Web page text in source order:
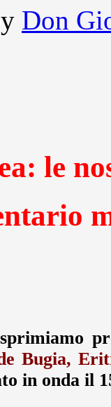
Don
le
Bugia,
in onda il